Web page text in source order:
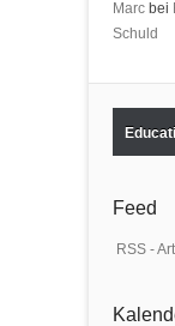
Marc bei
Schuld
Feed
RSS -